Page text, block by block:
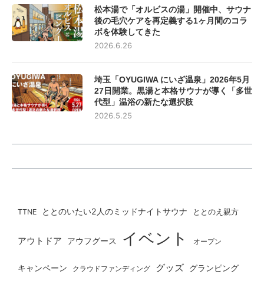
松本湯で「オルビスの湯」開催中、サウナ
後の毛穴ケアを再定義する1ヶ月間のコラ
ボを体験してきた
2026.6.26
埼玉「OYUGIWA にいざ温泉」2026年5月
27日開業。黒湯と本格サウナが導く「多世
代型」温浴の新たな選択肢
2026.5.25
TTNE ととのいたい2人のミッドナイトサウナ ととのえ親方
アウトドア アウフグース イベント オープン
キャンペーン クラウドファンディング グッズ グランピング